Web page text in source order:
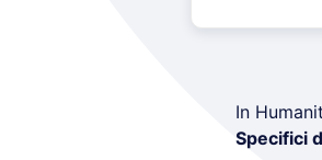
In
Specifici